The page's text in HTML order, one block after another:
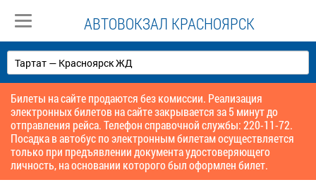
АВТОВОКЗАЛ КРАСНОЯРСК
Билеты на сайте продаются без комиссии. Реализация
электронных билетов на сайте закрывается за 5 минут до
отправления рейса. Телефон справочной службы: 220-11-72.
Посадка в автобус по электронным билетам осуществляется
только при предъявлении документа удостоверяющего
личность, на основании которого был оформлен билет.